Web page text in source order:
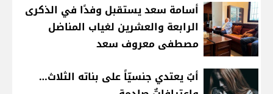
أسامة سعد يستقبل وفدًا في الذكرى
الرابعة والعشرين لغياب المناضل
مصطفى معروف سعد
أبٌ يعتدي جنسيّاً على بناته الثلاث…